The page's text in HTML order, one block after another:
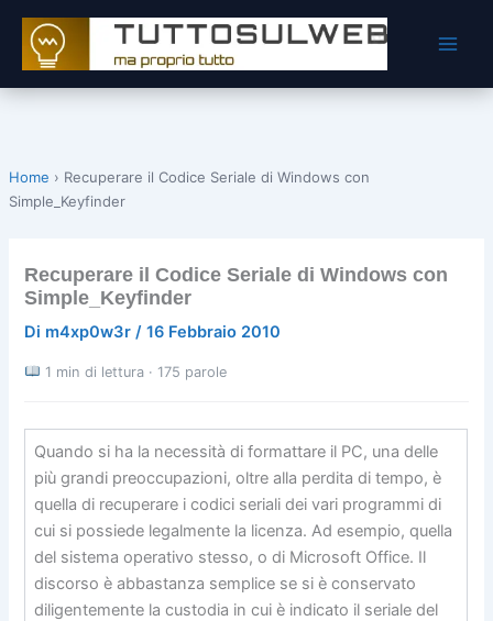
contenuto
Home › Recuperare il Codice Seriale di Windows con
Simple_Keyfinder
Recuperare il Codice Seriale di Windows con
Simple_Keyfinder
Di m4xp0w3r/16 Febbraio 2010
1 min di lettura · 175 parole
Quando si ha la necessità di formattare il PC, una delle
più grandi preoccupazioni, oltre alla perdita di tempo, è
quella di recuperare i codici seriali dei vari programmi di
cui si possiede legalmente la licenza. Ad esempio, quella
del sistema operativo stesso, o di Microsoft Office. Il
discorso è abbastanza semplice se si è conservato
diligentemente la custodia in cui è indicato il seriale del